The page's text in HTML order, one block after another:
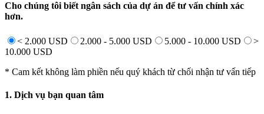
Cho chúng tôi biết ngân sách của dự án để tư vấn chính xác
hơn.
< 2.000 USD 2.000 - 5.000 USD 5.000 - 10.000 USD
>
10.000 USD
* Cam kết không làm phiền nếu quý khách từ chối nhận tư vấn tiếp
1. Dịch vụ bạn quan tâm